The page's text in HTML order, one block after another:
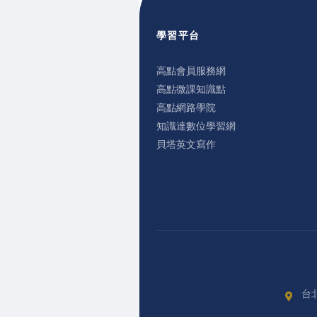
學習平台
高點會員服務網
高點微課知識點
高點網路學院
知識達數位學習網
貝塔英文寫作
台